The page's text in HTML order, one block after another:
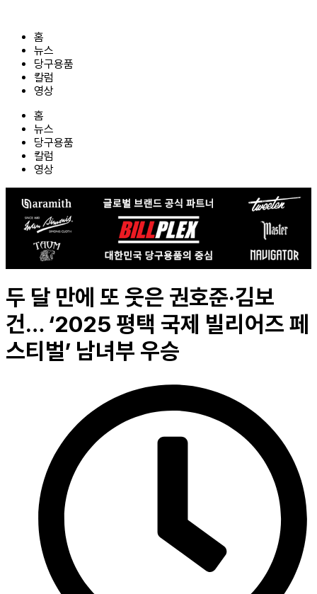
홈
뉴스
당구용품
칼럼
영상
홈
뉴스
당구용품
칼럼
영상
두 달 만에 또 웃은 권호준·김보
건… ‘2025 평택 국제 빌리어즈 페
스티벌’ 남녀부 우승